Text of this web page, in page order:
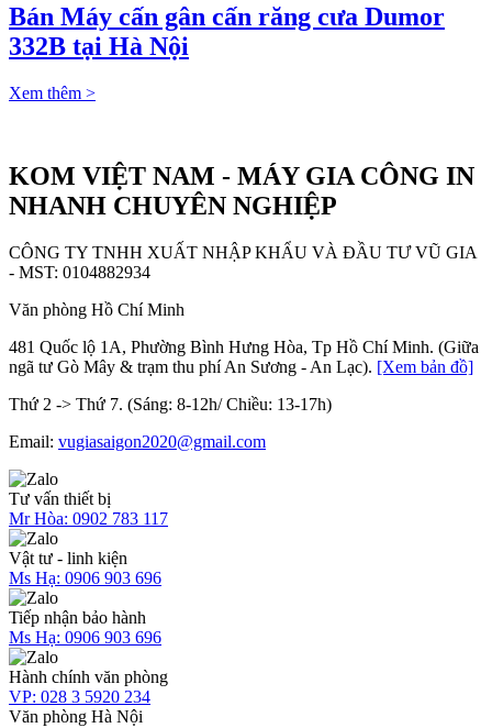
Bán Máy cấn gân cấn răng cưa Dumor
332B tại Hà Nội
Xem thêm >
KOM VIỆT NAM - MÁY GIA CÔNG IN
NHANH CHUYÊN NGHIỆP
CÔNG TY TNHH XUẤT NHẬP KHẨU VÀ ĐẦU TƯ VŨ GIA
- MST: 0104882934
Văn phòng Hồ Chí Minh
481 Quốc lộ 1A, Phường Bình Hưng Hòa, Tp Hồ Chí Minh. (Giữa
ngã tư Gò Mây & trạm thu phí An Sương - An Lạc). [Xem bản đồ]
Thứ 2 -> Thứ 7. (Sáng: 8-12h/ Chiều: 13-17h)
Email: vugiasaigon2020@gmail.com
Tư vấn thiết bị
Mr Hòa: 0902 783 117
Vật tư - linh kiện
Ms Hạ: 0906 903 696
Tiếp nhận bảo hành
Ms Hạ: 0906 903 696
Hành chính văn phòng
VP: 028 3 5920 234
Văn phòng Hà Nội